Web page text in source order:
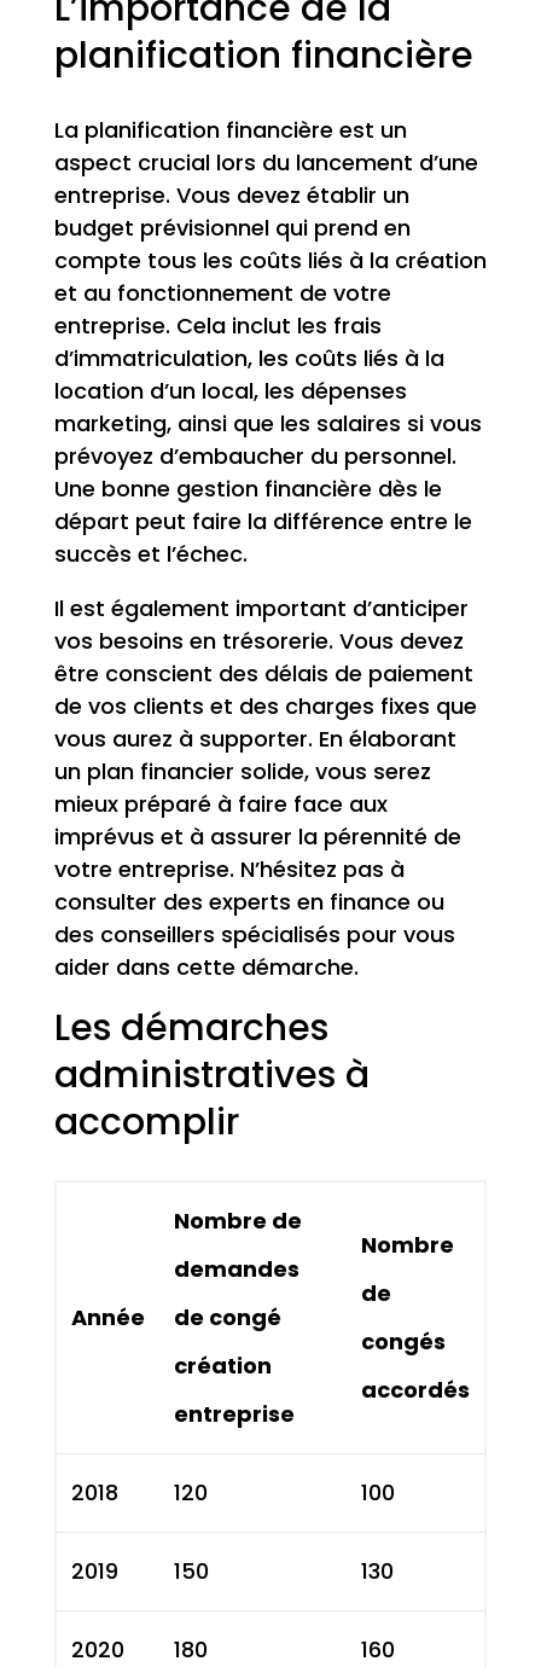
planification financière
La planification financière est un
aspect crucial lors du lancement d’une
entreprise. Vous devez établir un
budget prévisionnel qui prend en
compte tous les coûts liés à la création
et au fonctionnement de votre
entreprise. Cela inclut les frais
d’immatriculation, les coûts liés à la
location d’un local, les dépenses
marketing, ainsi que les salaires si vous
prévoyez d’embaucher du personnel.
Une bonne gestion financière dès le
départ peut faire la différence entre le
succès et l’échec.
Il est également important d’anticiper
vos besoins en trésorerie. Vous devez
être conscient des délais de paiement
de vos clients et des charges fixes que
vous aurez à supporter. En élaborant
un plan financier solide, vous serez
mieux préparé à faire face aux
imprévus et à assurer la pérennité de
votre entreprise. N’hésitez pas à
consulter des experts en finance ou
des conseillers spécialisés pour vous
aider dans cette démarche.
Les démarches
administratives à
accomplir
Année
Nombre de
demandes
de congé
création
entreprise
Nombre
de
congés
accordés
2018 120 100
2019 150 130
2020 180
160